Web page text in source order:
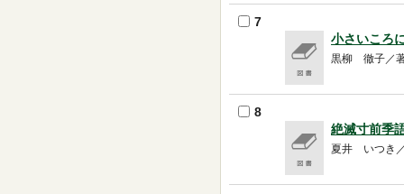
7
小さいころ
黒柳 徹子／
8
絶滅寸前季
夏井 いつき